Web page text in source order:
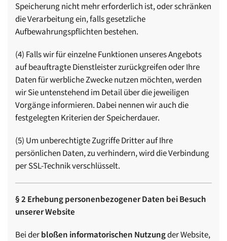
Speicherung nicht mehr erforderlich ist, oder schränken
die Verarbeitung ein, falls gesetzliche
Aufbewahrungspflichten bestehen.
(4) Falls wir für einzelne Funktionen unseres Angebots
auf beauftragte Dienstleister zurückgreifen oder Ihre
Daten für werbliche Zwecke nutzen möchten, werden
wir Sie untenstehend im Detail über die jeweiligen
Vorgänge informieren. Dabei nennen wir auch die
festgelegten Kriterien der Speicherdauer.
(5) Um unberechtigte Zugriffe Dritter auf Ihre
persönlichen Daten, zu verhindern, wird die Verbindung
per SSL-Technik verschlüsselt.
§ 2 Erhebung personenbezogener Daten bei Besuch
unserer Website
Bei derbloßen informatorischen Nutzungder Website,